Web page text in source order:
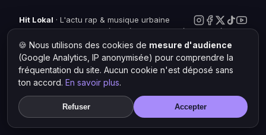
Hit Lokal · L'actu rap & musique urbaine
© 2026 — Tous droits réservés ·Mentions légales·Gérer les
cookies
🍪 Nous utilisons des cookies de mesure d'audience
(Google Analytics, IP anonymisée) pour comprendre la
fréquentation du site. Aucun cookie n'est déposé sans
ton accord. En savoir plus.
Refuser Accepter